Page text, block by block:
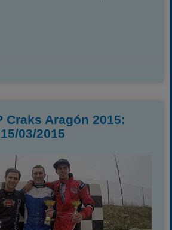
Craks Aragón 2015:
03/2015